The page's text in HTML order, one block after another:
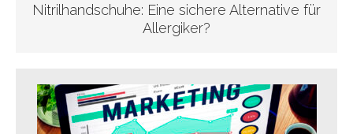
Nitrilhandschuhe: Eine sichere Alternative für
Allergiker?